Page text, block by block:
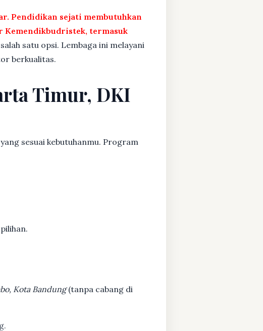
Pendidikan sejati membutuhkan
Kemendikbudristek, termasuk
satu opsi. Lembaga ini melayani
berkualitas.
Timur, DKI
sesuai kebutuhanmu. Program
Kota Bandung(tanpa cabang di